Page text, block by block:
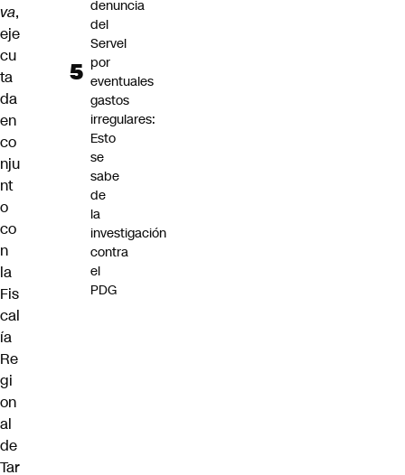
va,
eje
cu
ta
da
en
co
nju
nt
o
co
n
la
Fis
cal
ía
Re
gi
on
al
de
Tar
denuncia
del
Servel
por
eventuales
gastos
irregulares:
Esto
se
sabe
de
la
investigación
contra
el
PDG